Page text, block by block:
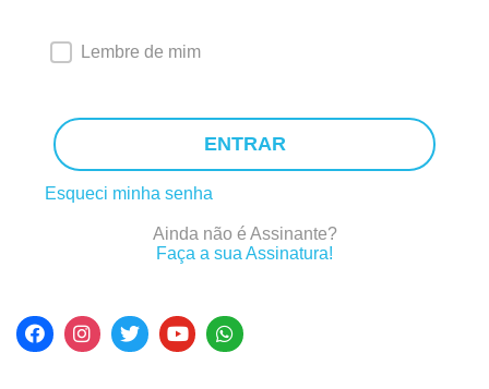
Lembre de mim
ENTRAR
Esqueci minha senha
Ainda não é Assinante?
Faça a sua Assinatura!